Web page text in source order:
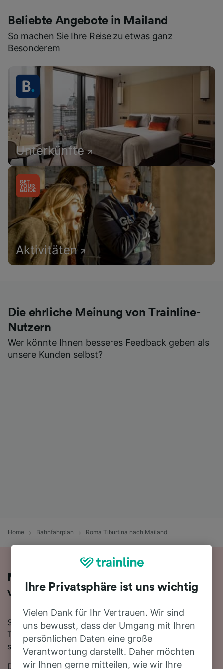
Beliebte Angebote in Mailand
So machen Sie Ihre Reise zu etwas ganz
Besonderem
Unterkünfte
Aktivitäten
Die ehrliche Meinung von Trainline-
Nutzern
Wer könnte Ihnen besseres Feedback geben als
unsere Kunden selbst?
Home Bahnfahrplan Roma Tiburtina nach Mailand
Mit dem Zug in 4 Stunden 10 Minuten
von Roma Tiburtina nach Mailand
Sie denken darüber nach, für Ihre Reise von Roma
Tiburtina nach Mailand den Zug zu nehmen? Bei uns
sind Sie goldrichtig!
Die schnellste Fahrtzeit, um die 478 km von Roma
Ihre Privatsphäre ist uns wichtig
Vielen Dank für Ihr Vertrauen. Wir sind
uns bewusst, dass der Umgang mit Ihren
persönlichen Daten eine große
Verantwortung darstellt. Daher möchten
wir Ihnen gerne mitteilen, wie wir Ihre